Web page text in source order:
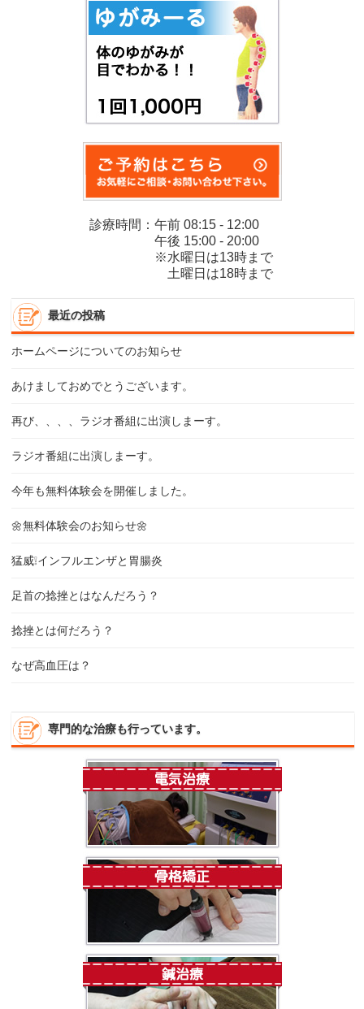
診療時間：午前 08:15 - 12:00
午後 15:00 - 20:00
※水曜日は13時まで
土曜日は18時まで
最近の投稿
ホームページについてのお知らせ
あけましておめでとうございます。
再び、、、、ラジオ番組に出演しまーす。
ラジオ番組に出演しまーす。
今年も無料体験会を開催しました。
🌼無料体験会のお知らせ🌼
猛威❕インフルエンザと胃腸炎
足首の捻挫とはなんだろう？
捻挫とは何だろう？
なぜ高血圧は？
専門的な治療も行っています。